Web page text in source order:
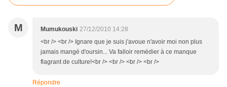
M Mumukouski 27/12/2010 14:28
<br /> <br /> Ignare que je suis j'avoue n'avoir moi non plus
jamais mangé d'oursin... Va falloir remédier à ce manque
flagrant de culture!<br /> <br /> <br /> <br />
Répondre